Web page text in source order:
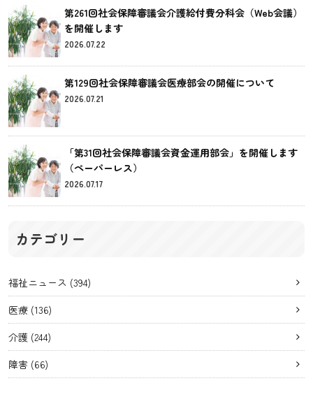
第261回社会保障審議会介護給付費分科会（Web会議）
を開催します
2026.07.22
第129回社会保障審議会医療部会の開催について
2026.07.21
「第31回社会保障審議会資金運用部会」を開催します
（ペーパーレス）
2026.07.17
カテゴリー
福祉ニュース (394)
医療 (136)
介護 (244)
障害 (66)